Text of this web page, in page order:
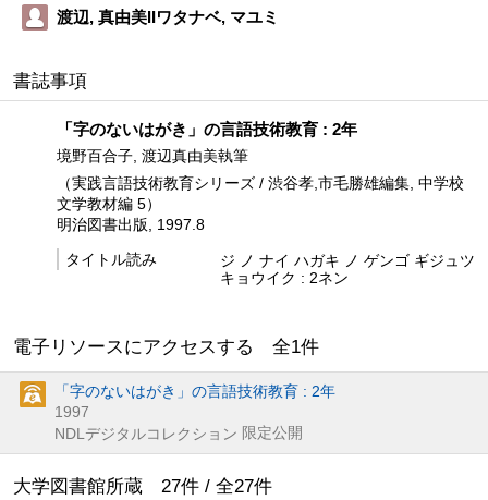
渡辺, 真由美IIワタナベ, マユミ
書誌事項
「字のないはがき」の言語技術教育 : 2年
境野百合子, 渡辺真由美執筆
（実践言語技術教育シリーズ / 渋谷孝,市毛勝雄編集, 中学校
文学教材編 5）
明治図書出版, 1997.8
タイトル読み
ジ ノ ナイ ハガキ ノ ゲンゴ ギジュツ
キョウイク : 2ネン
電子リソースにアクセスする 全1件
「字のないはがき」の言語技術教育 : 2年
1997
NDLデジタルコレクション 限定公開
大学図書館所蔵 27件 / 全27件